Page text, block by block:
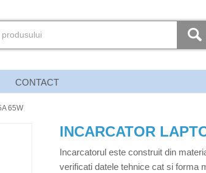
CONTACT
65W
INCARCATOR
Incarcatorul este construit din
verificati datele tehnice cat si forma